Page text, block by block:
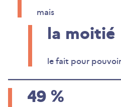
mais
la moitié
le fait pour
49 %